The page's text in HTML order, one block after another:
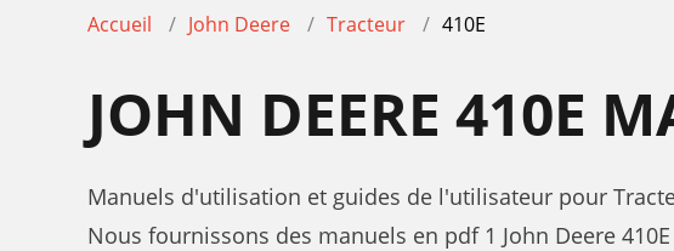
Accueil John Deere Tracteur 410E
JOHN DEERE 410E
Manuels d'utilisation et guides de l'utilisateur pour
Nous fournissons des manuels en pdf 1 John Deere